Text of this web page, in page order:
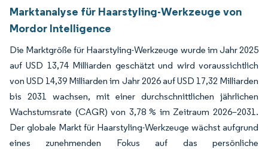
Marktanalyse für Haarstyling-Werkzeuge von
Mordor Intelligence
Die Marktgröße für Haarstyling-Werkzeuge wurde im Jahr 2025
auf USD 13,74 Milliarden geschätzt und wird voraussichtlich
von USD 14,39 Milliarden im Jahr 2026 auf USD 17,32 Milliarden
bis 2031 wachsen, mit einer durchschnittlichen jährlichen
Wachstumsrate (CAGR) von 3,78 % im Zeitraum 2026–2031.
Der globale Markt für Haarstyling-Werkzeuge wächst aufgrund
eines zunehmenden Fokus auf das persönliche